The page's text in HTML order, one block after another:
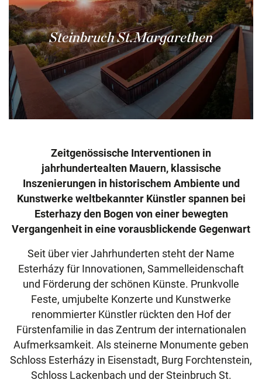
Steinbruch St.Margarethen
Zeitgenössische Interventionen in
jahrhundertealten Mauern, klassische
Inszenierungen in historischem Ambiente und
Kunstwerke weltbekannter Künstler spannen bei
Esterhazy den Bogen von einer bewegten
Vergangenheit in eine vorausblickende Gegenwart
Seit über vier Jahrhunderten steht der Name
Esterházy für Innovationen, Sammelleidenschaft
und Förderung der schönen Künste. Prunkvolle
Feste, umjubelte Konzerte und Kunstwerke
renommierter Künstler rückten den Hof der
Fürstenfamilie in das Zentrum der internationalen
Aufmerksamkeit. Als steinerne Monumente geben
Schloss Esterházy in Eisenstadt, Burg Forchtenstein,
Schloss Lackenbach und der Steinbruch St.